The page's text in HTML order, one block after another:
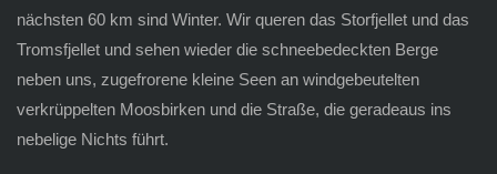
nächsten 60 km sind Winter. Wir queren das Storfjellet und das
Tromsfjellet und sehen wieder die schneebedeckten Berge
neben uns, zugefrorene kleine Seen an windgebeutelten
verkrüppelten Moosbirken und die Straße, die geradeaus ins
nebelige Nichts führt.